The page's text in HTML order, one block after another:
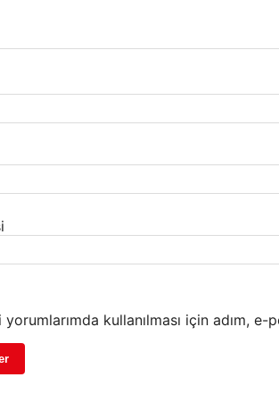
kullanılması için adım,